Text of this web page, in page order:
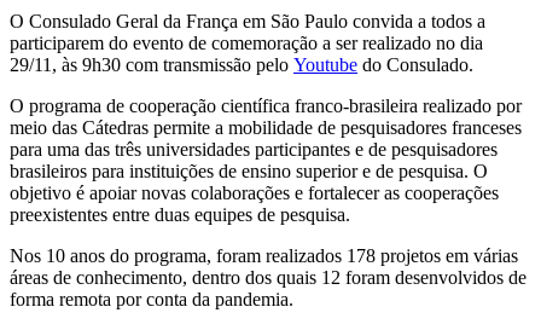
O Consulado Geral da França em São Paulo convida a todos a
participarem do evento de comemoração a ser realizado no dia
29/11, às 9h30 com transmissão pelo Youtube do Consulado.
O programa de cooperação científica franco-brasileira realizado por
meio das Cátedras permite a mobilidade de pesquisadores franceses
para uma das três universidades participantes e de pesquisadores
brasileiros para instituições de ensino superior e de pesquisa. O
objetivo é apoiar novas colaborações e fortalecer as cooperações
preexistentes entre duas equipes de pesquisa.
Nos 10 anos do programa, foram realizados 178 projetos em várias
áreas de conhecimento, dentro dos quais 12 foram desenvolvidos de
forma remota por conta da pandemia.